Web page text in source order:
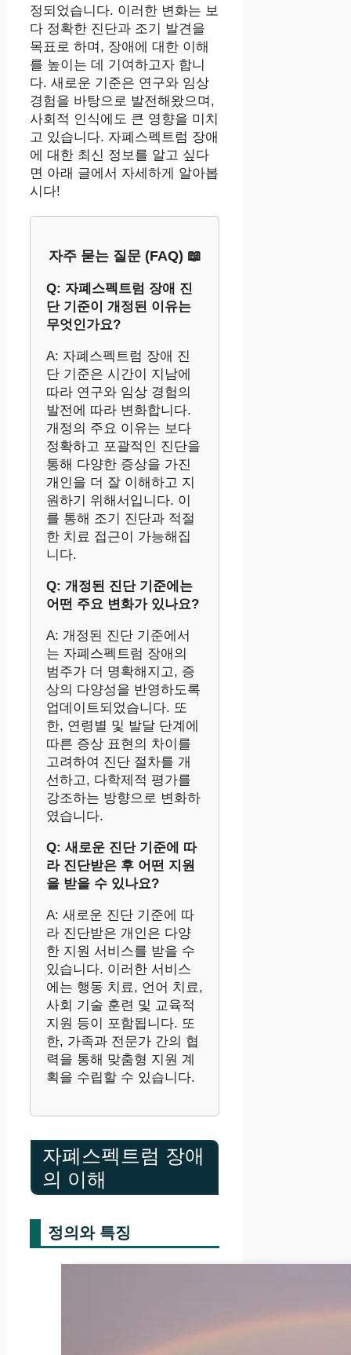
정되었습니다. 이러한 변화는 보
다 정확한 진단과 조기 발견을
목표로 하며, 장애에 대한 이해
를 높이는 데 기여하고자 합니
다. 새로운 기준은 연구와 임상
경험을 바탕으로 발전해왔으며,
사회적 인식에도 큰 영향을 미치
고 있습니다. 자폐스펙트럼 장애
에 대한 최신 정보를 알고 싶다
면 아래 글에서 자세하게 알아봅
시다!
자주 묻는 질문 (FAQ) 📖
Q: 자폐스펙트럼 장애 진
단 기준이 개정된 이유는
무엇인가요?
A: 자폐스펙트럼 장애 진
단 기준은 시간이 지남에
따라 연구와 임상 경험의
발전에 따라 변화합니다.
개정의 주요 이유는 보다
정확하고 포괄적인 진단을
통해 다양한 증상을 가진
개인을 더 잘 이해하고 지
원하기 위해서입니다. 이
를 통해 조기 진단과 적절
한 치료 접근이 가능해집
니다.
Q: 개정된 진단 기준에는
어떤 주요 변화가 있나요?
A: 개정된 진단 기준에서
는 자폐스펙트럼 장애의
범주가 더 명확해지고, 증
상의 다양성을 반영하도록
업데이트되었습니다. 또
한, 연령별 및 발달 단계에
따른 증상 표현의 차이를
고려하여 진단 절차를 개
선하고, 다학제적 평가를
강조하는 방향으로 변화하
였습니다.
Q: 새로운 진단 기준에 따
라 진단받은 후 어떤 지원
을 받을 수 있나요?
A: 새로운 진단 기준에 따
라 진단받은 개인은 다양
한 지원 서비스를 받을 수
있습니다. 이러한 서비스
에는 행동 치료, 언어 치료,
사회 기술 훈련 및 교육적
지원 등이 포함됩니다. 또
한, 가족과 전문가 간의 협
력을 통해 맞춤형 지원 계
획을 수립할 수 있습니다.
자폐스펙트럼 장애
의 이해
정의와 특징